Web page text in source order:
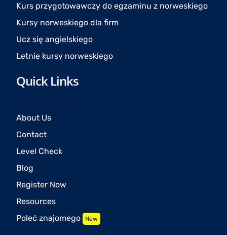
Kurs przygotowawczy do egzaminu z norweskiego
Kursy norweskiego dla firm
Ucz się angielskiego
Letnie kursy norweskiego
Quick Links
About Us
Contact
Level Check
Blog
Register Now
Resources
Poleć znajomego New